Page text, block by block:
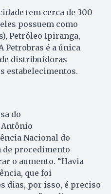
tem cerca de 300
possuem como
Petróleo Ipiranga,
Petrobras é a única
distribuidoras
estabelecimentos.
do
Nacional do
de procedimento
o aumento. “Havia
que foi
dias, por isso, é preciso